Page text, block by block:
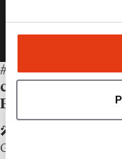
#56 – S’adapter
compétence des
Pernoud
🎤 Au micro de
Guillaume Pernoud,